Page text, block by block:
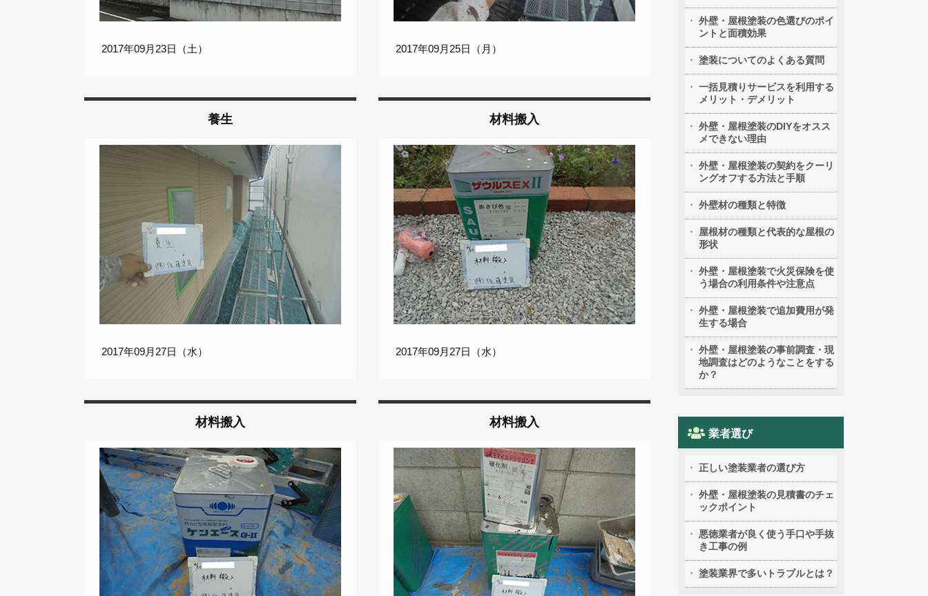
2017年09月23日（土） 2017年09月25日（月）
養生
2017年09月27日（水）
材料搬入
2017年09月27日（水）
材料搬入 材料搬入
外壁・屋根塗装の色選びのポイ
ントと面積効果
塗装についてのよくある質問
一括見積りサービスを利用する
メリット・デメリット
外壁・屋根塗装のDIYをオスス
メできない理由
外壁・屋根塗装の契約をクーリ
ングオフする方法と手順
外壁材の種類と特徴
屋根材の種類と代表的な屋根の
形状
外壁・屋根塗装で火災保険を使
う場合の利用条件や注意点
外壁・屋根塗装で追加費用が発
生する場合
外壁・屋根塗装の事前調査・現
地調査はどのようなことをする
か？
業者選び
正しい塗装業者の選び方
外壁・屋根塗装の見積書のチェ
ックポイント
悪徳業者が良く使う手口や手抜
き工事の例
塗装業界で多いトラブルとは？